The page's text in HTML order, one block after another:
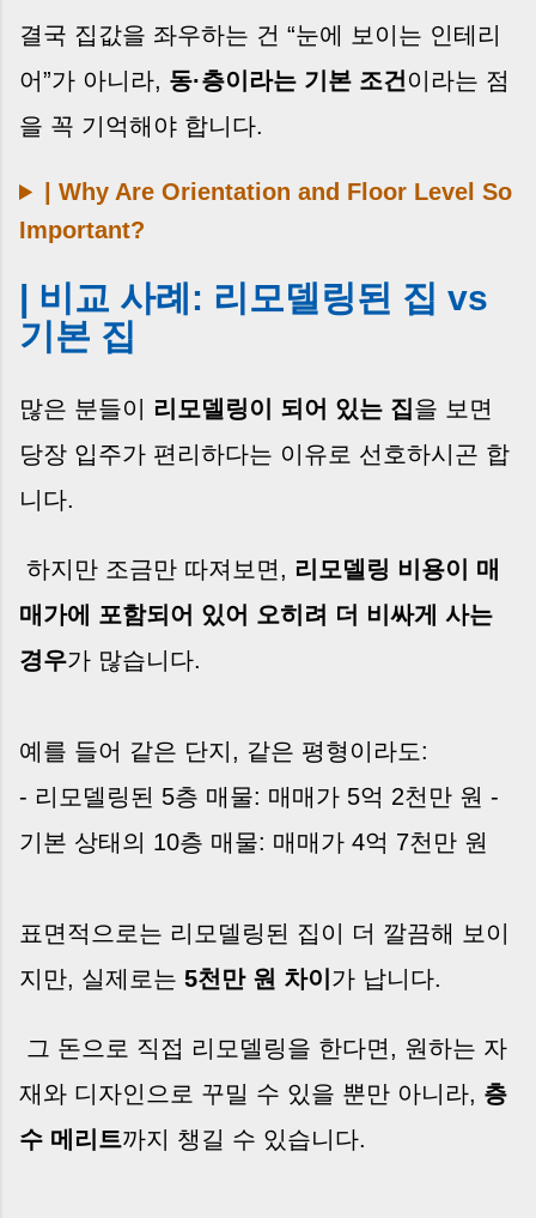
결국 집값을 좌우하는 건 “눈에 보이는 인테리
어”가 아니라, 동·층이라는 기본 조건이라는 점
을 꼭 기억해야 합니다.
| Why Are Orientation and Floor Level So
Important?
| 비교 사례: 리모델링된 집 vs
기본 집
많은 분들이 리모델링이 되어 있는 집을 보면
당장 입주가 편리하다는 이유로 선호하시곤 합
니다.
하지만 조금만 따져보면, 리모델링 비용이 매
매가에 포함되어 있어 오히려 더 비싸게 사는
경우가 많습니다.
예를 들어 같은 단지, 같은 평형이라도:
- 리모델링된 5층 매물: 매매가 5억 2천만 원 -
기본 상태의 10층 매물: 매매가 4억 7천만 원
표면적으로는 리모델링된 집이 더 깔끔해 보이
지만, 실제로는 5천만 원 차이 가 납니다.
그 돈으로 직접 리모델링을 한다면, 원하는 자
재와 디자인으로 꾸밀 수 있을 뿐만 아니라, 층
수 메리트까지 챙길 수 있습니다.